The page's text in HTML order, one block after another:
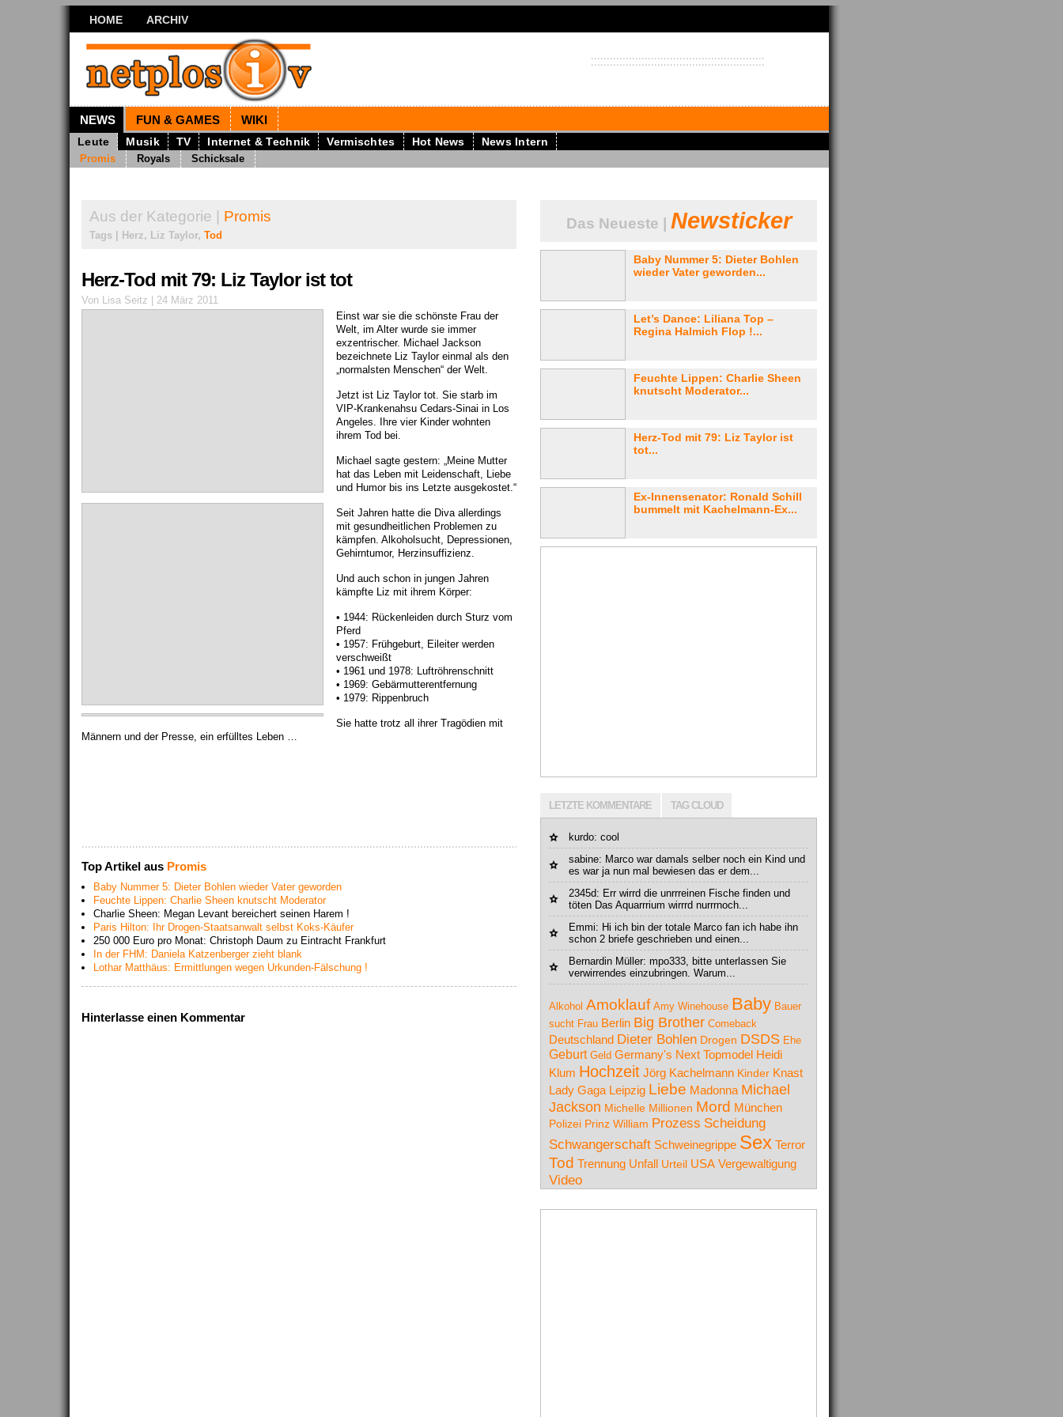
HOME ARCHIV
NEWS FUN & GAMES WIKI
Leute Musik TV Internet & Technik Vermischtes Hot News News Intern
Promis Royals Schicksale
Aus der Kategorie | Promis
Tags | Herz, Liz Taylor, Tod
Herz-Tod mit 79: Liz Taylor ist tot
Von Lisa Seitz | 24 März 2011
Einst war sie die schönste Frau der
Welt, im Alter wurde sie immer
exzentrischer. Michael Jackson
bezeichnete Liz Taylor einmal als den
„normalsten Menschen“ der Welt.
Jetzt ist Liz Taylor tot. Sie starb im
VIP-Krankenahsu Cedars-Sinai in Los
Angeles. Ihre vier Kinder wohnten
ihrem Tod bei.
Michael sagte gestern: „Meine Mutter
hat das Leben mit Leidenschaft, Liebe
und Humor bis ins Letzte ausgekostet.“
Seit Jahren hatte die Diva allerdings
mit gesundheitlichen Problemen zu
kämpfen. Alkoholsucht, Depressionen,
Gehirntumor, Herzinsuffizienz.
Und auch schon in jungen Jahren
kämpfte Liz mit ihrem Körper:
• 1944: Rückenleiden durch Sturz vom
Pferd
• 1957: Frühgeburt, Eileiter werden
verschweißt
• 1961 und 1978: Luftröhrenschnitt
• 1969: Gebärmutterentfernung
• 1979: Rippenbruch
Sie hatte trotz all ihrer Tragödien mit
Männern und der Presse, ein erfülltes Leben …
Top Artikel aus Promis
Baby Nummer 5: Dieter Bohlen wieder Vater geworden
Feuchte Lippen: Charlie Sheen knutscht Moderator
Charlie Sheen: Megan Levant bereichert seinen Harem !
Paris Hilton: Ihr Drogen-Staatsanwalt selbst Koks-Käufer
250 000 Euro pro Monat: Christoph Daum zu Eintracht Frankfurt
In der FHM: Daniela Katzenberger zieht blank
Lothar Matthäus: Ermittlungen wegen Urkunden-Fälschung !
Hinterlasse einen Kommentar
Das Neueste | Newsticker
Baby Nummer 5: Dieter Bohlen
wieder Vater geworden...
Let’s Dance: Liliana Top –
Regina Halmich Flop !...
Feuchte Lippen: Charlie Sheen
knutscht Moderator...
Herz-Tod mit 79: Liz Taylor ist
tot...
Ex-Innensenator: Ronald Schill
bummelt mit Kachelmann-Ex...
LETZTE KOMMENTARE TAG CLOUD
kurdo: cool
sabine: Marco war damals selber noch ein Kind und
es war ja nun mal bewiesen das er dem...
2345d: Err wirrd die unrrreinen Fische finden und
töten Das Aquarrrium wirrrd nurrrnoch...
Emmi: Hi ich bin der totale Marco fan ich habe ihn
schon 2 briefe geschrieben und einen...
Bernardin Müller: mpo333, bitte unterlassen Sie
verwirrendes einzubringen. Warum...
Alkohol Amoklauf Amy Winehouse Baby Bauer
sucht Frau Berlin Big Brother Comeback
Deutschland Dieter Bohlen Drogen DSDS Ehe
Geburt Geld Germany's Next Topmodel Heidi
Klum Hochzeit Jörg Kachelmann Kinder Knast
Lady Gaga Leipzig Liebe Madonna Michael
Jackson Michelle Millionen Mord München
Polizei Prinz William Prozess Scheidung
Schwangerschaft Schweinegrippe Sex Terror
Tod Trennung Unfall Urteil USA Vergewaltigung
Video